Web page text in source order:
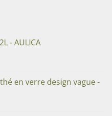
- AULICA
en verre design vague -